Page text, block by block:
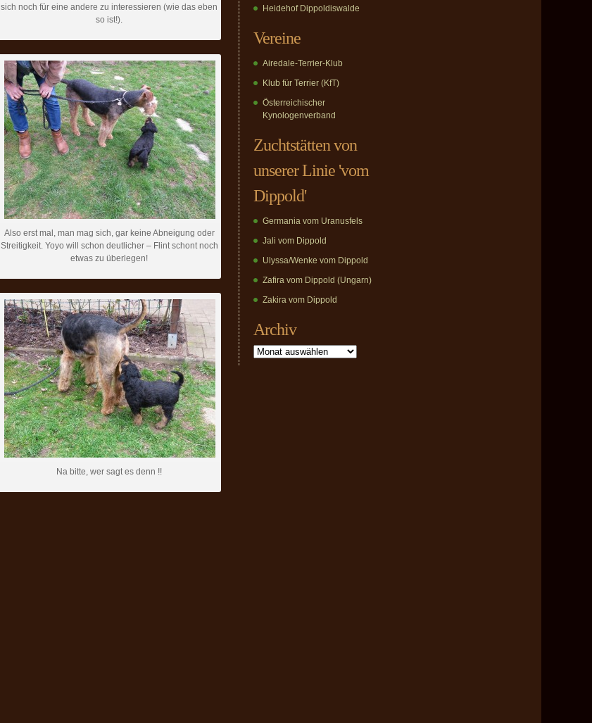
sich noch für eine andere zu interessieren (wie das eben
so ist!).
Also erst mal, man mag sich, gar keine Abneigung oder
Streitigkeit. Yoyo will schon deutlicher – Flint schont noch
etwas zu überlegen!
Na bitte, wer sagt es denn !!
Heidehof Dippoldiswalde
Vereine
Airedale-Terrier-Klub
Klub für Terrier (KfT)
Österreichischer
Kynologenverband
Zuchtstätten von
unserer Linie 'vom
Dippold'
Germania vom Uranusfels
Jali vom Dippold
Ulyssa/Wenke vom Dippold
Zafira vom Dippold (Ungarn)
Zakira vom Dippold
Archiv
Archiv